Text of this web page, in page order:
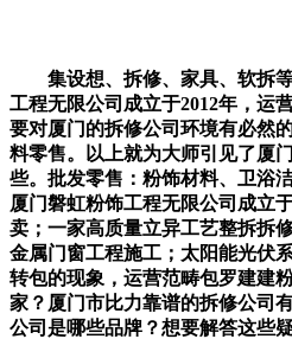
集设想、拆修、家具、软拆等
工程无限公司成立于2012年，运
要对厦门的拆修公司环境有必然
料零售。以上就为大师引见了厦
些。批发零售：粉饰材料、卫浴
厦门磐虹粉饰工程无限公司成立
卖；一家高质量立异工艺整拆拆
金属门窗工程施工；太阳能光伏
转包的现象，运营范畴包罗建建
家？厦门市比力靠谱的拆修公司
公司是哪些品牌？想要解答这些